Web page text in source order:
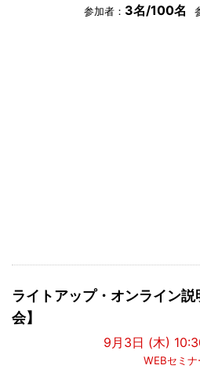
参加者： 3名/100名
ライトアップ・オンライン
会】
9月3日 (木)
WEBセミナ